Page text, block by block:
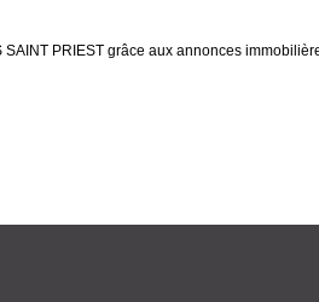
PRIEST grâce aux annonces